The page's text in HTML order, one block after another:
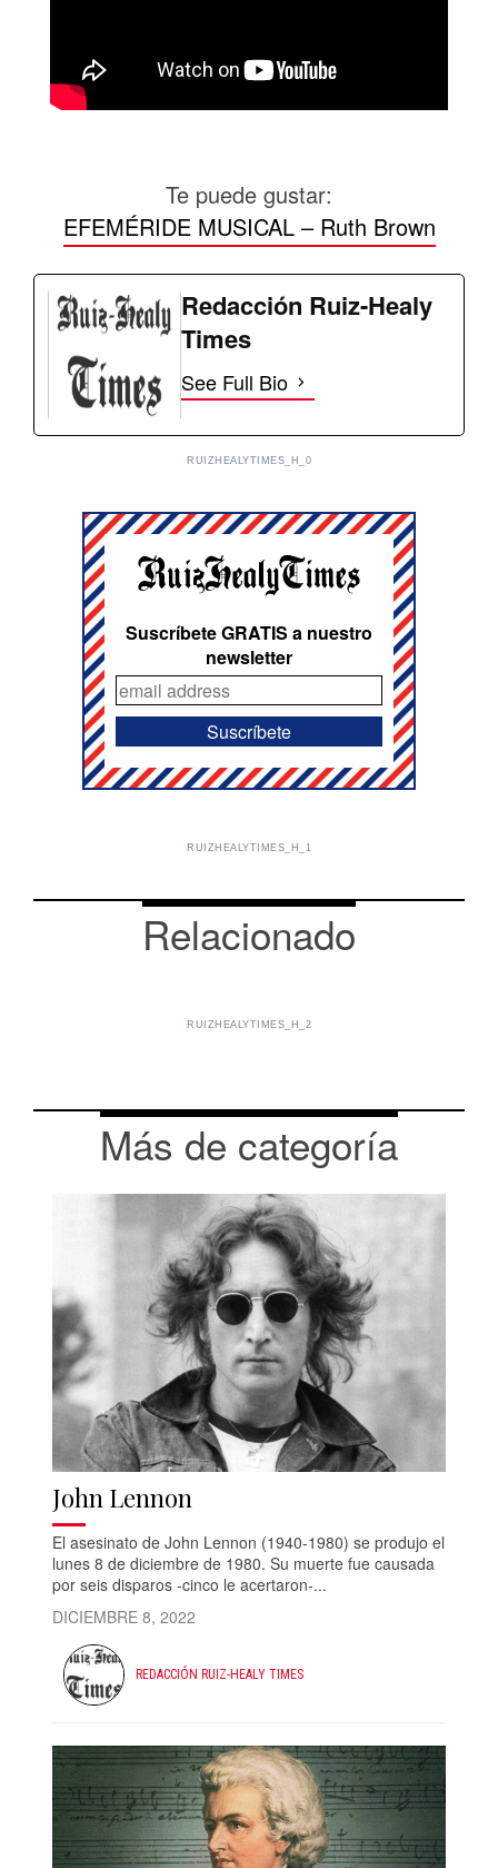
Te puede gustar:
EFEMÉRIDE MUSICAL – Ruth Brown
Redacción Ruiz-Healy
Times
See Full Bio
RUIZHEALYTIMES_H_0
Suscríbete GRATIS a nuestro
newsletter
RUIZHEALYTIMES_H_1
Relacionado
RUIZHEALYTIMES_H_2
Más de categoría
John Lennon
El asesinato de John Lennon (1940-1980) se produjo el
lunes 8 de diciembre de 1980. Su muerte fue causada
por seis disparos -cinco le acertaron-...
DICIEMBRE 8, 2022
REDACCIÓN RUIZ-HEALY TIMES